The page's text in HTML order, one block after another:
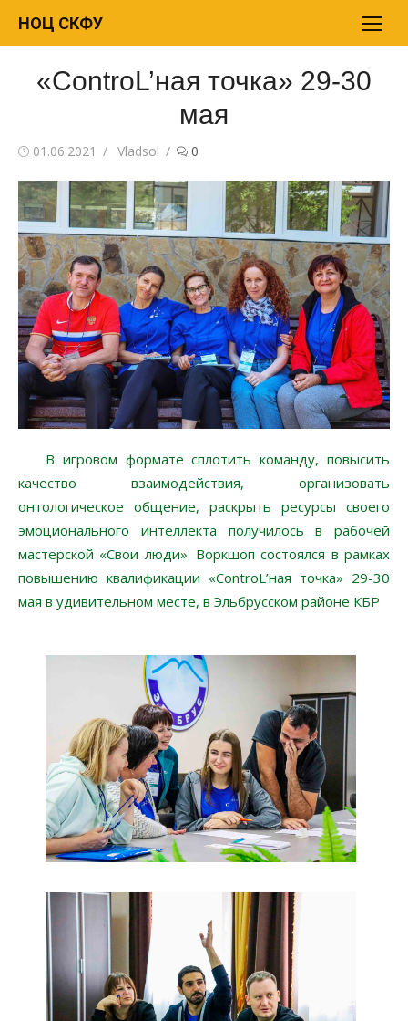
НОЦ СКФУ
«ControL’ная точка» 29-30
мая
Опубликовано
01.06.2021 Автор
Vladsol 0
В игровом формате сплотить команду, повысить
качество взаимодействия, организовать
онтологическое общение, раскрыть ресурсы своего
эмоционального интеллекта получилось в рабочей
мастерской «Свои люди». Воркшоп состоялся в рамках
повышению квалификации «ControL’ная точка» 29-30
мая в удивительном месте, в Эльбрусском районе КБР